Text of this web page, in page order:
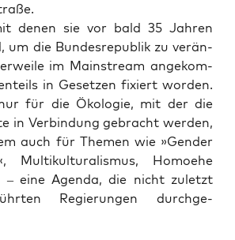
denen sie vor bald 35 Jah­ren
um die Bun­des­re­pu­blik zu ver­än­
im Main­stream ange­kom­
in Geset­zen fixiert wor­den.
für die Öko­lo­gie, mit der die
in Ver­bin­dung gebracht wer­den,
auch für The­men wie »Gen­der
Mul­ti­kul­tu­ra­lis­mus, Homo­ehe
– eine Agen­da, die nicht zuletzt
Regie­run­gen durch­ge­